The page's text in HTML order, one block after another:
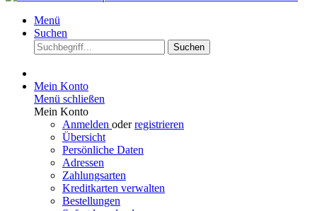
Menü
Suchen
Suchen
Mein Konto
Menü schließen
Mein Konto
Anmelden oderregistrieren
Übersicht
Persönliche Daten
Adressen
Zahlungsarten
Kreditkarten verwalten
Bestellungen